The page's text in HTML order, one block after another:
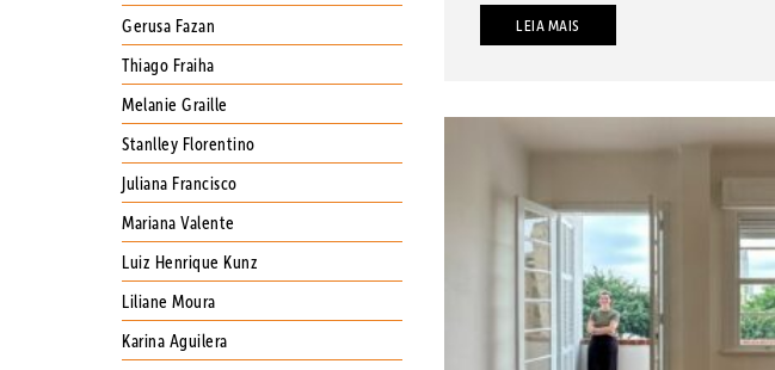
Gerusa Fazan
Thiago Fraiha
Melanie Graille
Stanlley Florentino
Juliana Francisco
Mariana Valente
Luiz Henrique Kunz
Liliane Moura
Karina Aguilera
LEIA MAIS